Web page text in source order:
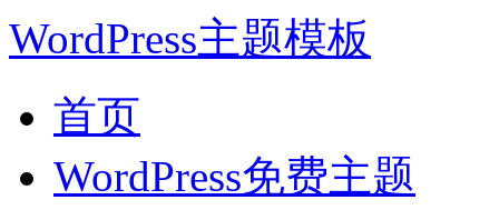
WordPress主题模板
首页
WordPress免费主题